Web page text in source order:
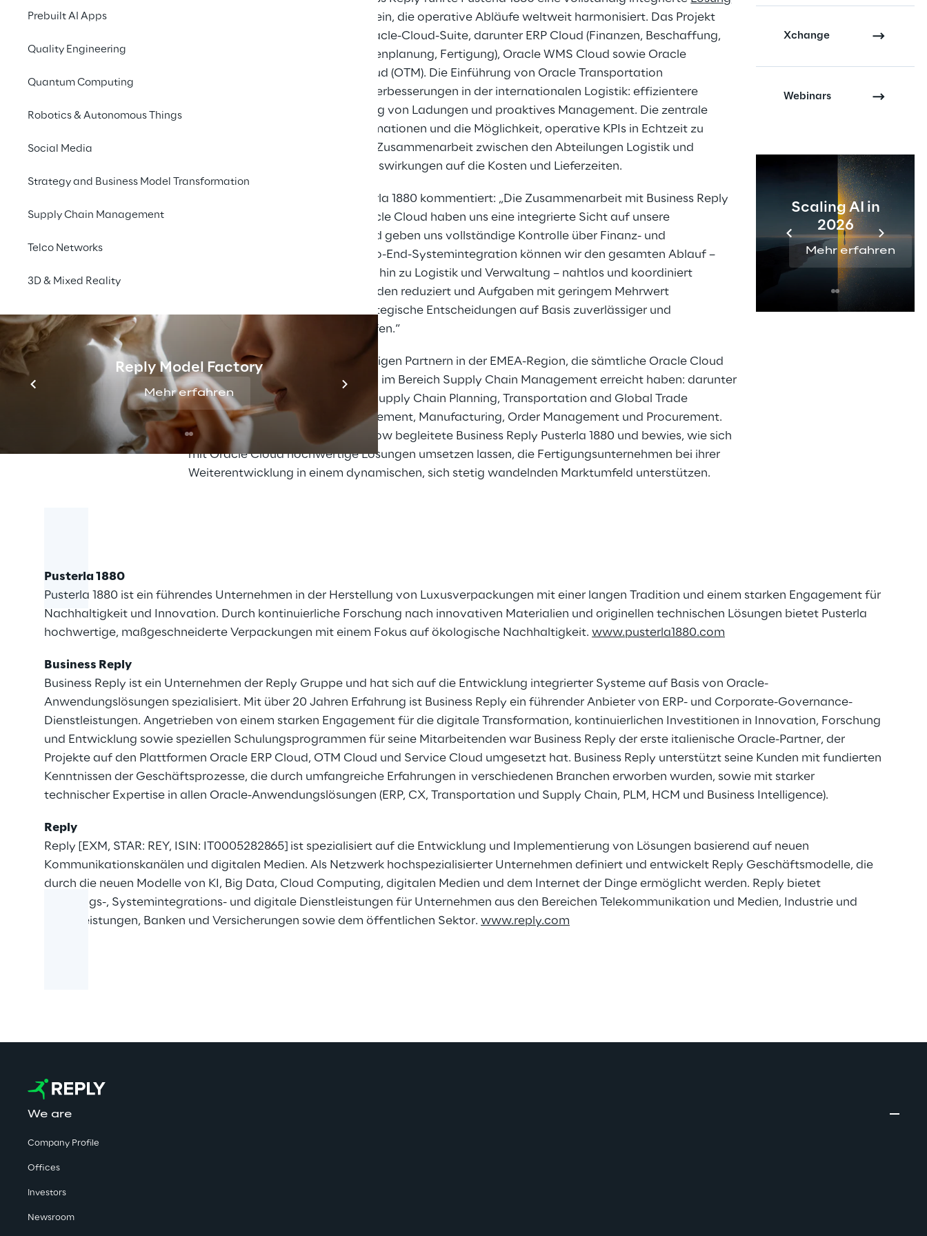
Prebuilt AI Apps
Quality Engineering
Quantum Computing
Robotics & Autonomous Things
Social Media
Strategy and Business Model Transformation
Supply Chain Management
Telco Networks
3D & Mixed Reality
Reply Model Factory
Mehr erfahren
Prebuilt AI Apps
Mehr erfahren
Xchange
Webinars
Scaling AI in
2026
Mehr erfahren
ein, die operative Abläufe weltweit harmonisiert. Das Projekt
umfasste mehrere Module der Oracle-Cloud-Suite, darunter ERP Cloud (Finanzen, Beschaffung,
Auftragsmanagement, Lieferkettenplanung, Fertigung), Oracle WMS Cloud sowie Oracle
Transportation Management Cloud (OTM). Die Einführung von Oracle Transportation
Management brachte spürbare Verbesserungen in der internationalen Logistik: effizientere
Versandplanung, Echtzeit-Tracking von Ladungen und proaktives Management. Die zentrale
Bereitstellung von Transportinformationen und die Möglichkeit, operative KPIs in Echtzeit zu
überwachen, stärkten zudem die Zusammenarbeit zwischen den Abteilungen Logistik und
Produktion. Dies hatte positive Auswirkungen auf die Kosten und Lieferzeiten.
Luca Meana, Präsident von Pusterla 1880 kommentiert: „Die Zusammenarbeit mit Business Reply
und die Implementierung der Oracle Cloud haben uns eine integrierte Sicht auf unsere
Geschäftsbereiche verschafft und geben uns vollständige Kontrolle über Finanz- und
Betriebsprozesse. Dank der End-to-End-Systemintegration können wir den gesamten Ablauf –
von der Beschaffungsplanung bis hin zu Logistik und Verwaltung – nahtlos und koordiniert
steuern. Manuelle Tätigkeiten wurden reduziert und Aufgaben mit geringem Mehrwert
automatisiert. So können wir strategische Entscheidungen auf Basis zuverlässiger und
gemeinsam genutzter Daten treffen.“
Business Reply gehört zu den wenigen Partnern in der EMEA-Region, die sämtliche Oracle Cloud
Service Expertise-Zertifizierungen im Bereich Supply Chain Management erreicht haben: darunter
Product Lifecycle Management, Supply Chain Planning, Transportation and Global Trade
Management, Warehouse Management, Manufacturing, Order Management und Procurement.
Mit diesem umfassenden Know-how begleitete Business Reply Pusterla 1880 und bewies, wie sich
mit Oracle Cloud hochwertige Lösungen umsetzen lassen, die Fertigungsunternehmen bei ihrer
Weiterentwicklung in einem dynamischen, sich stetig wandelnden Marktumfeld unterstützen.
Pusterla 1880
Pusterla 1880 ist ein führendes Unternehmen in der Herstellung von Luxusverpackungen mit einer langen Tradition und einem starken Engagement für
Nachhaltigkeit und Innovation. Durch kontinuierliche Forschung nach innovativen Materialien und originellen technischen Lösungen bietet Pusterla
hochwertige, maßgeschneiderte Verpackungen mit einem Fokus auf ökologische Nachhaltigkeit. www.pusterla1880.com
Business Reply
Business Reply ist ein Unternehmen der Reply Gruppe und hat sich auf die Entwicklung integrierter Systeme auf Basis von Oracle-
Anwendungslösungen spezialisiert. Mit über 20 Jahren Erfahrung ist Business Reply ein führender Anbieter von ERP- und Corporate-Governance-
Dienstleistungen. Angetrieben von einem starken Engagement für die digitale Transformation, kontinuierlichen Investitionen in Innovation, Forschung
und Entwicklung sowie speziellen Schulungsprogrammen für seine Mitarbeitenden war Business Reply der erste italienische Oracle-Partner, der
Projekte auf den Plattformen Oracle ERP Cloud, OTM Cloud und Service Cloud umgesetzt hat. Business Reply unterstützt seine Kunden mit fundierten
Kenntnissen der Geschäftsprozesse, die durch umfangreiche Erfahrungen in verschiedenen Branchen erworben wurden, sowie mit starker
technischer Expertise in allen Oracle-Anwendungslösungen (ERP, CX, Transportation und Supply Chain, PLM, HCM und Business Intelligence).
Reply
Reply [EXM, STAR: REY, ISIN: IT0005282865] ist spezialisiert auf die Entwicklung und Implementierung von Lösungen basierend auf neuen
Kommunikationskanälen und digitalen Medien. Als Netzwerk hochspezialisierter Unternehmen definiert und entwickelt Reply Geschäftsmodelle, die
durch die neuen Modelle von KI, Big Data, Cloud Computing, digitalen Medien und dem Internet der Dinge ermöglicht werden. Reply bietet
Beratungs-, Systemintegrations- und digitale Dienstleistungen für Unternehmen aus den Bereichen Telekommunikation und Medien, Industrie und
Dienstleistungen, Banken und Versicherungen sowie dem öffentlichen Sektor. www.reply.com
We are
Company Profile
Offices
Investors
Newsroom